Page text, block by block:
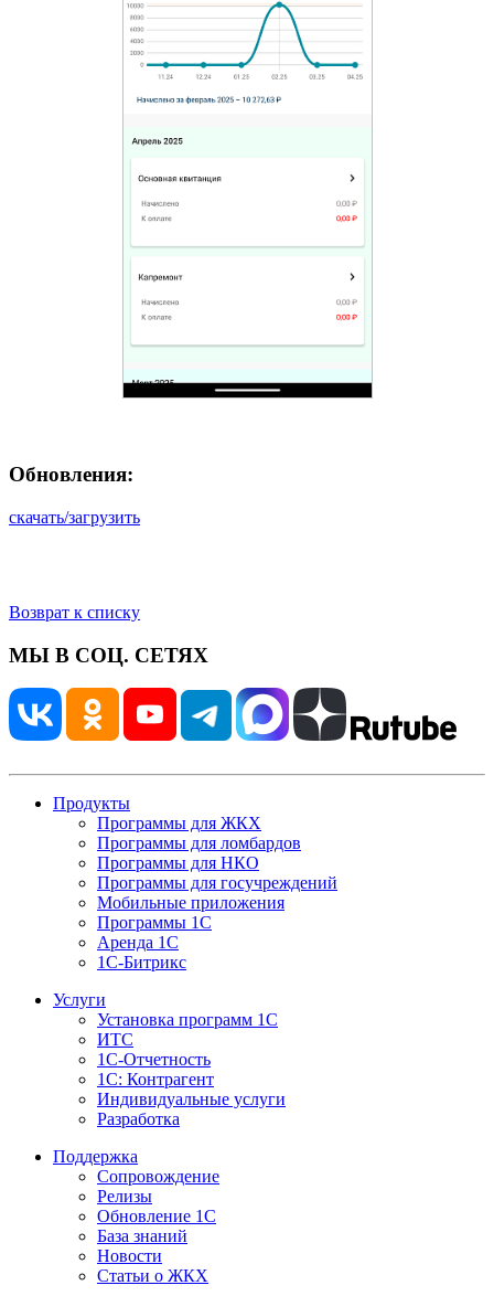
Обновления:
скачать/загрузить
Возврат к списку
МЫ В СОЦ. СЕТЯХ
Продукты
Программы для ЖКХ
Программы для ломбардов
Программы для НКО
Программы для госучреждений
Мобильные приложения
Программы 1С
Аренда 1С
1С-Битрикс
Услуги
Установка программ 1С
ИТС
1С-Отчетность
1С: Контрагент
Индивидуальные услуги
Разработка
Поддержка
Сопровождение
Релизы
Обновление 1С
База знаний
Новости
Статьи о ЖКХ